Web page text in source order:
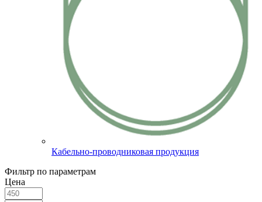
Кабельно-проводниковая продукция
Фильтр по параметрам
Цена